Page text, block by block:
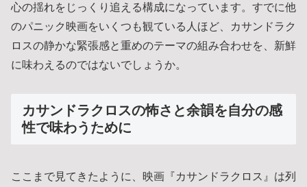
心の揺れをじっくり追える構成になっています。すでに他
のパニック映画をいくつも観ている人ほど、カサンドラク
ロスの静かな緊張感と重めのテーマの組み合わせを、新鮮
に味わえるのではないでしょうか。
カサンドラクロスの怖さと余韻を自分の感
性で味わうために
ここまで見てきたように、映画『カサンドラクロス』は列